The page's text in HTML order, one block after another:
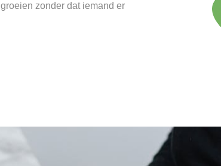
zonder dat iemand er